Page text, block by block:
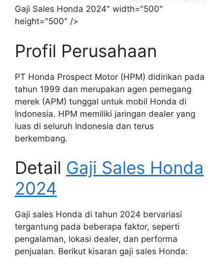
Gaji Sales Honda 2024" width="500"
height="500" />
Profil Perusahaan
PT Honda Prospect Motor (HPM) didirikan pada
tahun 1999 dan merupakan agen pemegang
merek (APM) tunggal untuk mobil Honda di
Indonesia. HPM memiliki jaringan dealer yang
luas di seluruh Indonesia dan terus
berkembang.
Detail Gaji Sales Honda
2024
Gaji sales Honda di tahun 2024 bervariasi
tergantung pada beberapa faktor, seperti
pengalaman, lokasi dealer, dan performa
penjualan. Berikut kisaran gaji sales Honda: